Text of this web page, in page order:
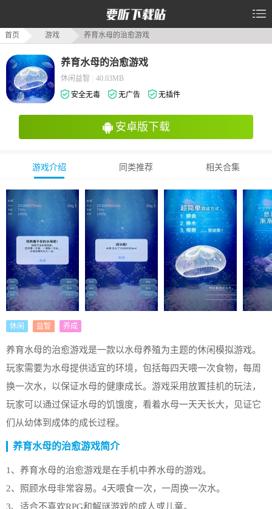
首页 游戏 养育水母的治愈游戏
养育水母的治愈游戏
休闲益智
40.03MB
安全无毒
无广告 无插件
安卓版下载
游戏介绍 同类推荐 相关合集
休闲 益智 养成
养育水母的治愈游戏是一款以水母养殖为主题的休闲模拟游戏。
玩家需要为水母提供适宜的环境，包括每四天喂一次食物，每周
换一次水，以保证水母的健康成长。游戏采用放置挂机的玩法，
玩家可以通过保证水母的饥饿度，看着水母一天天长大，见证它
们从幼体到成体的成长过程。
养育水母的治愈游戏简介
1、养育水母的治愈游戏是在手机中养水母的游戏。
2、照顾水母非常容易。4天喂食一次，一周换一次水。
3、适合不喜欢RPG和解谜游戏的成人或儿童。